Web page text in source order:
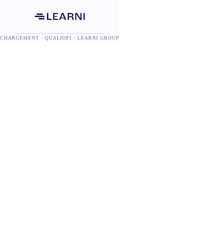
CHARGEMENT · QUALIOPI · LEARNI GROUP